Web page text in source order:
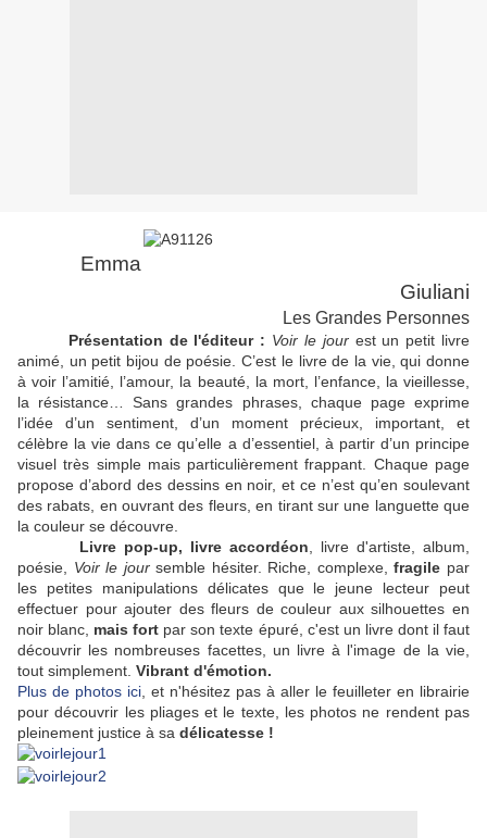
Emma
Giuliani
Les Grandes Personnes
Présentation de l'éditeur : Voir le jourest un petit livre
animé, un petit bijou de poésie. C’est le livre de la vie, qui donne
à voir l’amitié, l’amour, la beauté, la mort, l’enfance, la vieillesse,
la résistance… Sans grandes phrases, chaque page exprime
l’idée d’un sentiment, d’un moment précieux, important, et
célèbre la vie dans ce qu’elle a d’essentiel, à partir d’un principe
visuel très simple mais particulièrement frappant. Chaque page
propose d’abord des dessins en noir, et ce n’est qu’en soulevant
des rabats, en ouvrant des fleurs, en tirant sur une languette que
la couleur se découvre.
Livre pop-up, livre accordéon , livre d'artiste, album,
poésie, Voir le joursemble hésiter. Riche, complexe,fragile par
les petites manipulations délicates que le jeune lecteur peut
effectuer pour ajouter des fleurs de couleur aux silhouettes en
noir blanc, mais fort par son texte épuré, c'est un livre dont il faut
découvrir les nombreuses facettes, un livre à l'image de la vie,
tout simplement. Vibrant d'émotion.
Plus de photos ici , et n'hésitez pas à aller le feuilleter en librairie
pour découvrir les pliages et le texte, les photos ne rendent pas
pleinement justice à sa délicatesse !